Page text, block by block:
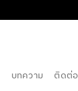
บทความ ติดต่อ